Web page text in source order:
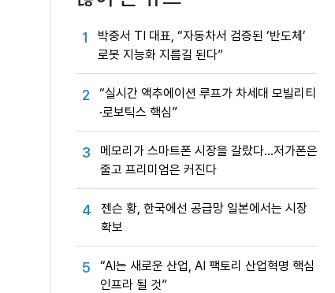
1
박중서 TI 대표, “자동차서 검증된 ‘반도체’
로봇 지능화 지름길 된다”
2
“실시간 액추에이션 루프가 차세대 모빌리티
·로보틱스 핵심”
3
메모리가 스마트폰 시장을 갈랐다…저가폰은
줄고 프리미엄은 커진다
4
젠슨 황, 한국에선 공급망 일본에서는 시장
확보
5
“AI는 새로운 산업, AI 팩토리 산업혁명 핵심
인프라 될 것”